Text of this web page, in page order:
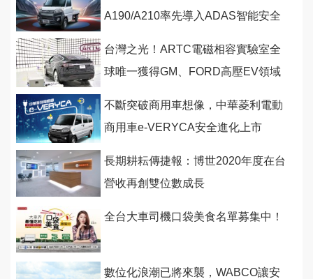
A190/A210率先導入ADAS智能安全
台灣之光！ARTC電磁相容實驗室全
球唯一獲得GM、FORD高壓EV領域
不斷突破商用車想像，中華菱利電動
商用車e-VERYCA安全進化上市
長期耕耘傳捷報：博世2020年度在台
營收再創雙位數成長
全台大車司機口袋美食名單募集中！
數位化浪潮已將來襲，WABCO讓安